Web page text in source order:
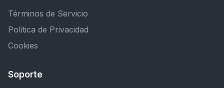
Términos de Servicio
Política de Privacidad
Cookies
Soporte